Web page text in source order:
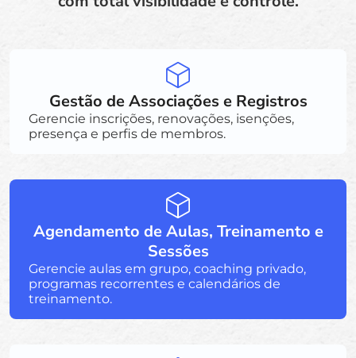
Gestão de Associações e Registros
Gerencie inscrições, renovações, isenções,
presença e perfis de membros.
Agendamento de Aulas, Treinamento e
Sessões
Gerencie aulas em grupo, coaching privado,
programas recorrentes e calendários de
treinamento.